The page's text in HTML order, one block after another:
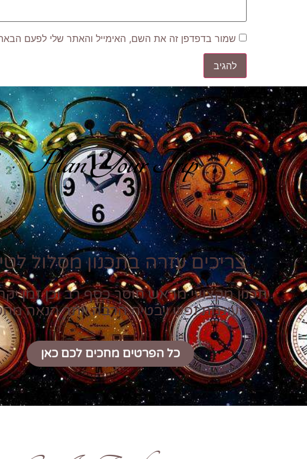
שמור בדפדפן זה את השם, האימייל והאתר שלי לפעם
Plan Your Trip
צריכים עזרה בתכנון מסלול
תכנון מקצועי מראש חוסך כסף רב וכן זמן
ועוגמת נפש ויבטיח הרבה יותר הנאה
כל הפרטים מחכים לכם כאן